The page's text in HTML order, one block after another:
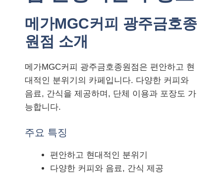
메가MGC커피 광주금호종
원점 소개
메가MGC커피 광주금호종원점은 편안하고 현
대적인 분위기의 카페입니다. 다양한 커피와
음료, 간식을 제공하며, 단체 이용과 포장도 가
능합니다.
주요 특징
편안하고 현대적인 분위기
다양한 커피와 음료, 간식 제공